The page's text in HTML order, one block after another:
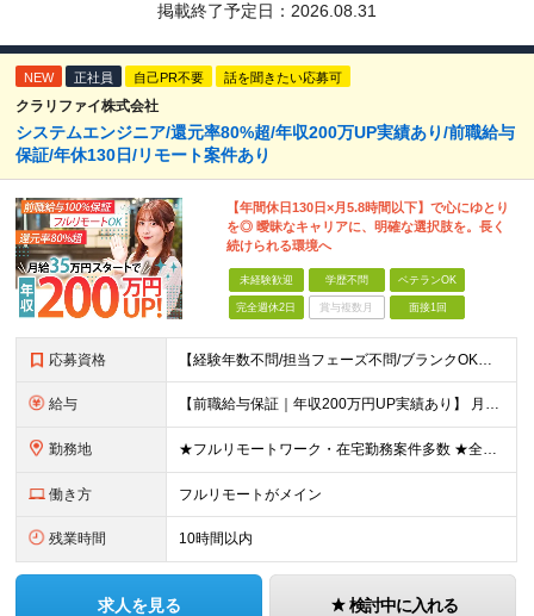
掲載終了予定日： 2026.08.31
NEW 正社員 自己PR不要 話を聞きたい応募可
クラリファイ株式会社
システムエンジニア/還元率80%超/年収200万UP実績あり/前職給与
保証/年休130日/リモート案件あり
【年間休日130日×月5.8時間以下】で心にゆとり
を◎ 曖昧なキャリアに、明確な選択肢を。長く
続けられる環境へ
未経験歓迎 学歴不問 ベテランOK
完全週休2日 賞与複数月 面接1回
応募資格 【経験年数不問/担当フェーズ不問/ブランクOK】 ◆何らかの開発経験がある方（1年未満でもOK！） ◎業種未経験歓迎！ ◎学歴不問 ◎20代～50代まで幅広く活躍中！ ◎人柄重視の採用です♪ ＼
給与 【前職給与保証｜年収200万円UP実績あり】 月給35万円～103万円 ＜年収アップ事例＞ エンジニア：入社1年目 経験3年 月給46万円（諸手当含めず）※前職から月給16万円アップ エンジニア
勤務地 ★フルリモートワーク・在宅勤務案件多数 ★全国各地にプロジェクトあり ★希望を考慮・転居を伴う転勤は無し・在宅ワークOK ★東京・大阪に加えて、2023年1月に札幌・名古屋・福岡OPEN！ 【本社
働き方 フルリモートがメイン
残業時間 10時間以内
求人を見る 検討中に入れる